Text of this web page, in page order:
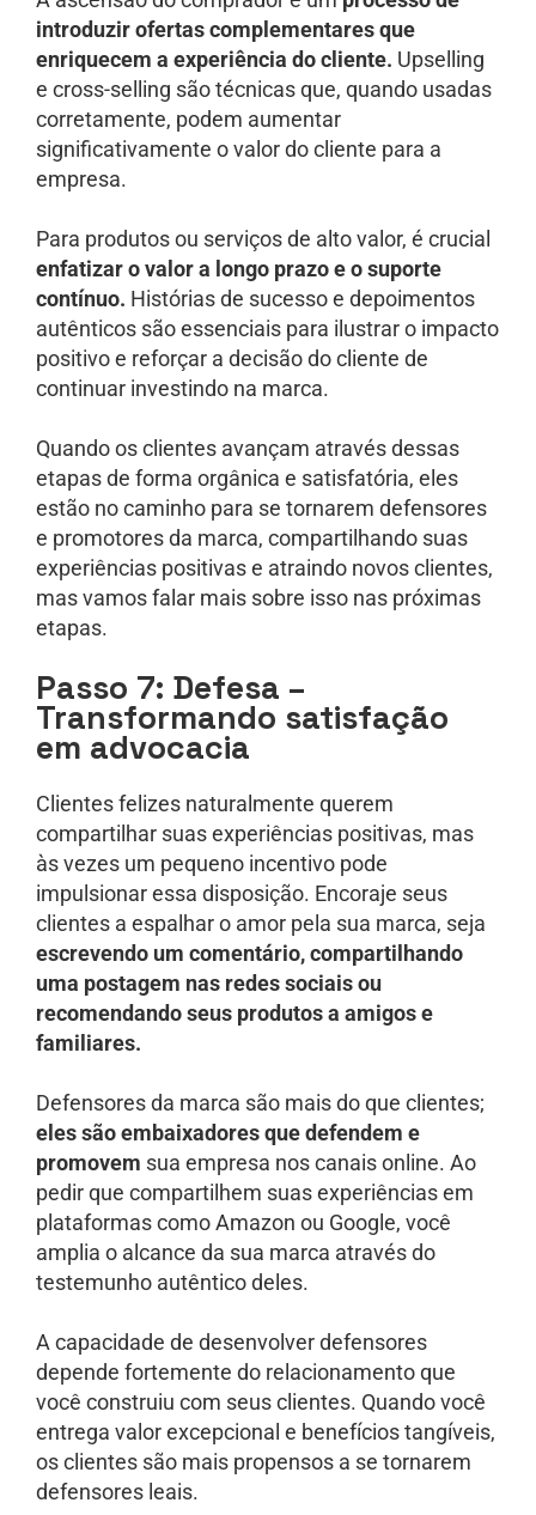
introduzir ofertas complementares que
enriquecem a experiência do cliente. Upselling
e cross-selling são técnicas que, quando usadas
corretamente, podem aumentar
significativamente o valor do cliente para a
empresa.
Para produtos ou serviços de alto valor, é crucial
enfatizar o valor a longo prazo e o suporte
contínuo. Histórias de sucesso e depoimentos
autênticos são essenciais para ilustrar o impacto
positivo e reforçar a decisão do cliente de
continuar investindo na marca.
Quando os clientes avançam através dessas
etapas de forma orgânica e satisfatória, eles
estão no caminho para se tornarem defensores
e promotores da marca, compartilhando suas
experiências positivas e atraindo novos clientes,
mas vamos falar mais sobre isso nas próximas
etapas.
Passo 7: Defesa –
Transformando satisfação
em advocacia
Clientes felizes naturalmente querem
compartilhar suas experiências positivas, mas
às vezes um pequeno incentivo pode
impulsionar essa disposição. Encoraje seus
clientes a espalhar o amor pela sua marca, seja
escrevendo um comentário, compartilhando
uma postagem nas redes sociais ou
recomendando seus produtos a amigos e
familiares.
Defensores da marca são mais do que clientes;
eles são embaixadores que defendem e
promovem sua empresa nos canais online. Ao
pedir que compartilhem suas experiências em
plataformas como Amazon ou Google, você
amplia o alcance da sua marca através do
testemunho autêntico deles.
A capacidade de desenvolver defensores
depende fortemente do relacionamento que
você construiu com seus clientes. Quando você
entrega valor excepcional e benefícios tangíveis,
os clientes são mais propensos a se tornarem
defensores leais.